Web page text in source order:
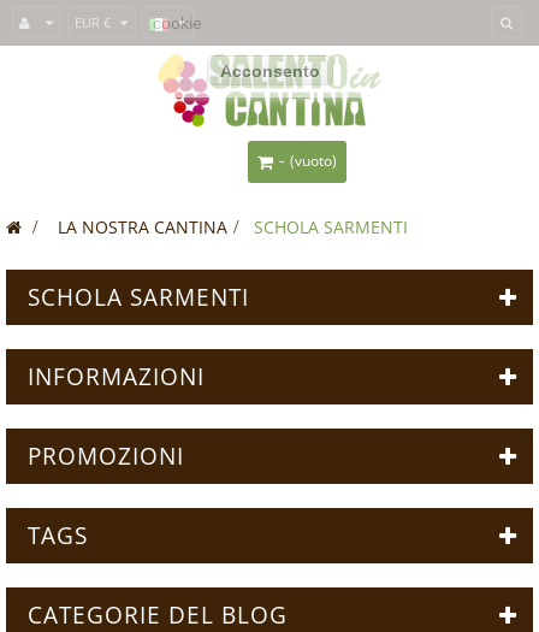
EUR €
- (vuoto)
> LA NOSTRA CANTINA > SCHOLA SARMENTI
SCHOLA SARMENTI
INFORMAZIONI
PROMOZIONI
TAGS
CATEGORIE DEL BLOG
Questo sito usa icookie per fornirti un'esperienza migliore. Se usi
SalentoInCantina, acconsenti all'utilizzo dei cookie.
Acconsento